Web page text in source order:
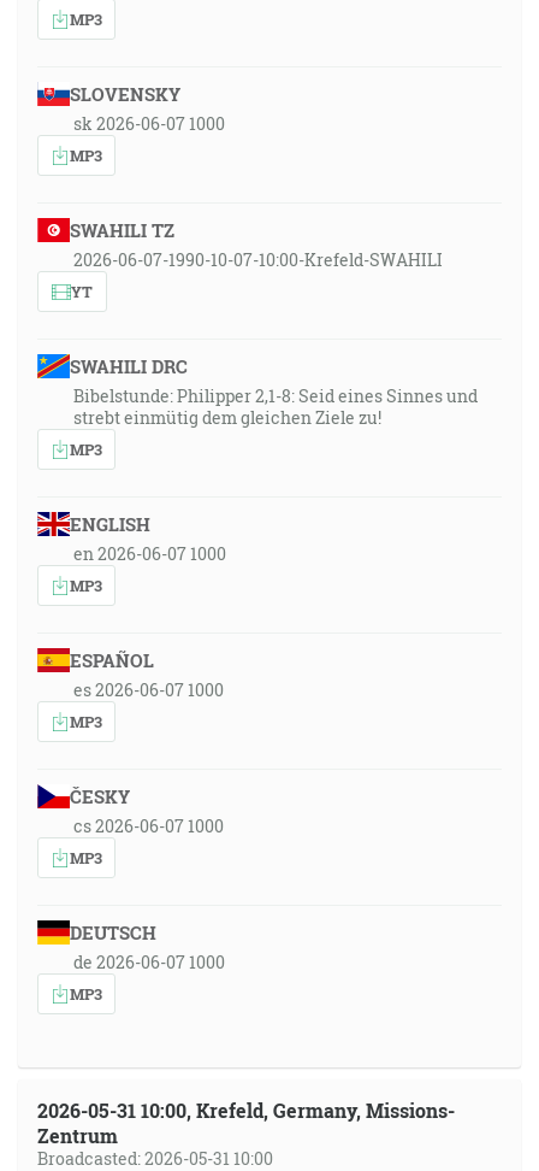
MP3
SLOVENSKY
sk 2026-06-07 1000
MP3
SWAHILI TZ
2026-06-07-1990-10-07-10:00-Krefeld-SWAHILI
YT
SWAHILI DRC
Bibelstunde: Philipper 2,1-8: Seid eines Sinnes und
strebt einmütig dem gleichen Ziele zu!
MP3
ENGLISH
en 2026-06-07 1000
MP3
ESPAÑOL
es 2026-06-07 1000
MP3
ČESKY
cs 2026-06-07 1000
MP3
DEUTSCH
de 2026-06-07 1000
MP3
2026-05-31 10:00, Krefeld, Germany, Missions-
Zentrum
Broadcasted: 2026-05-31 10:00